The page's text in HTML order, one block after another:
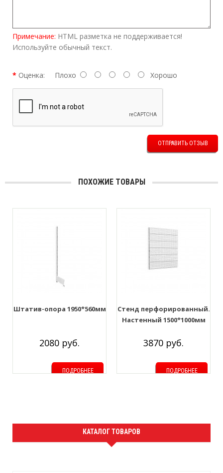
Примечание: HTML разметка не поддерживается!
Используйте обычный текст.
Оценка: Плохо Хорошо
ОТПРАВИТЬ ОТЗЫВ
ПОХОЖИЕ ТОВАРЫ
Штатив-опора 1950*560мм
2080 руб.
ПОДРОБНЕЕ
Стенд перфорированный.
Настенный 1500*1000мм
3870 руб.
ПОДРОБНЕЕ
КАТАЛОГ ТОВАРОВ